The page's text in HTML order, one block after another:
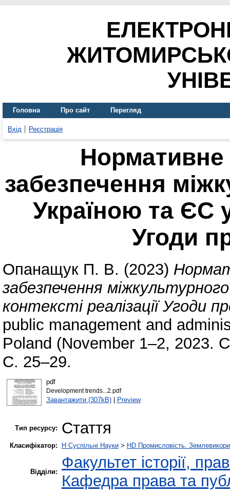
Головна Про сайт Перегляд
Вхід Реєстрація
Нормативне
забезпечення
Україною та ЄС у
Угоди
Опанащук П. В. (2023)
забезпечення
контексті реалізації Угоди
public management and
Poland (November 1–2, 2023.
С. 25–29.
pdf
Development trends...2.pdf
Завантажити (307kB)| Preview
Тип ресурсу: Стаття
Класифікатор: H Суспільні Науки > HD Промисловість.
Відділи:
Факультет історії,
Кафедра права та